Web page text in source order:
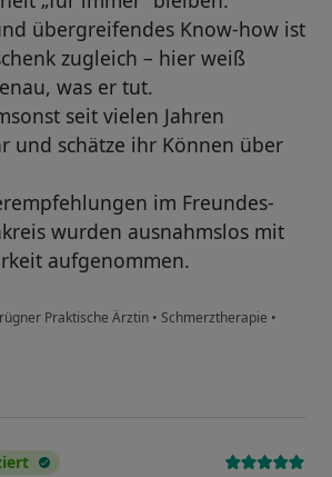
übergreifendes Know-how ist
zugleich – hier weiß
was er tut.
seit vielen Jahren
und schätze ihr Können über
im Freundes-
wurden ausnahmslos mit
aufgenommen.
Praktische Ärztin • Schmerztherapie •